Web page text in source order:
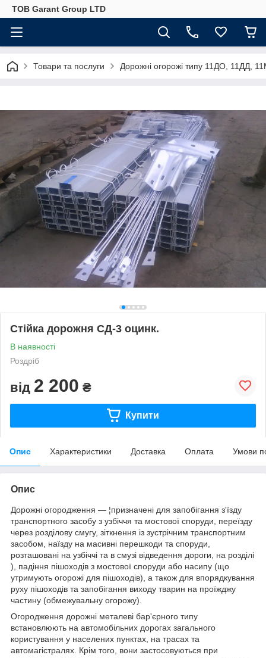
ТОВ Garant Group LTD
Товари та послуги Дорожні огорожі типу 11ДО, 11ДД,
Стійка дорожня СД-3 оцинк.
В наявності
Роздріб
від 2 200 ₴
Купити
Опис Характеристики Доставка Оплата Умови
Опис
Дорожні огородження — ¦призначені для запобігання з'їзду
транспортного засобу з узбіччя та мостової споруди, переїзду
через розділову смугу, зіткнення із зустрічним транспортним
засобом, наїзду на масивні перешкоди та споруди,
розташовані на узбіччі та в смузі відведення дороги, на розділі
), падіння пішоходів з мостової споруди або насипу (що
утримують огорожі для пішоходів), а також для впорядкування
руху пішоходів та запобігання виходу тварин на проїжджу
частину (обмежувальну огорожу).
Огородження дорожні металеві бар'єрного типу
встановлюють на автомобільних дорогах загального
користування у населених пунктах, на трасах та
автомагістралях. Крім того, вони застосовуються при